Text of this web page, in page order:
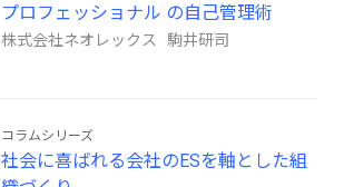
プロフェッショナル の自己管理術
株式会社ネオレックス 駒井研司
コラムシリーズ
社会に喜ばれる会社のESを軸とした組